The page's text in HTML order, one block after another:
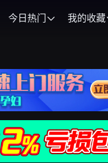
今日热门 我的收藏